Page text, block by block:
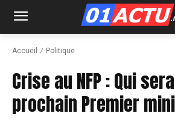
Accueil Politique
Crise au NFP : Qui
prochain Premier